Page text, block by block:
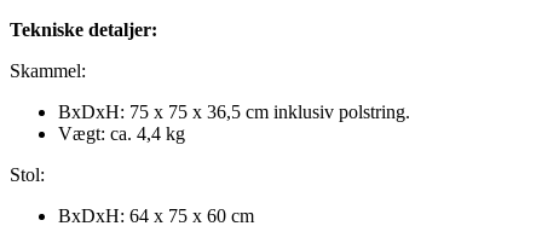
Tekniske detaljer:
Skammel:
BxDxH: 75 x 75 x 36,5 cm inklusiv polstring.
Vægt: ca. 4,4 kg
Stol:
BxDxH: 64 x 75 x 60 cm